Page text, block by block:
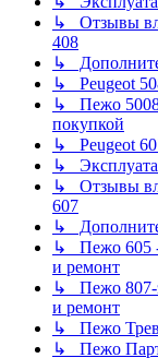
↳ Отзывы
408
↳
↳ Peugeot
↳ Пежо 5008
покупкой
↳ Peugeot
↳
↳ Отзывы
607
↳
↳ Пежо 605 -
и ремонт
↳ Пежо 807-
и ремонт
↳ Пежо
↳ Пежо